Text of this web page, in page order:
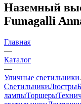
Наземный
Fumagalli
Главная
—
Каталог
—
Уличные светильники
СветильникиЛюстры
лампыТоршеры